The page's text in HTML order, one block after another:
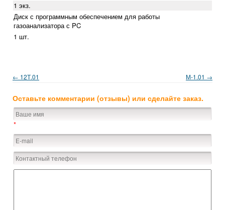
1 экз.
Диск с программным обеспечением для работы
газоанализатора с PC
1 шт.
← 12Т.01 М-1.01 →
Оставьте комментарии (отзывы) или сделайте заказ.
*